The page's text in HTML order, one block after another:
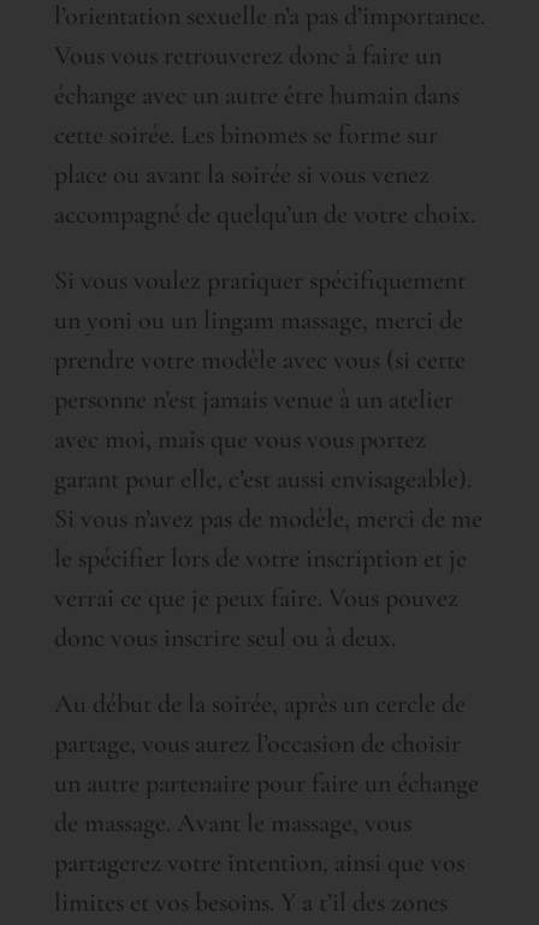
l’orientation sexuelle n’a pas d’importance.
Vous vous retrouverez donc à faire un
échange avec un autre être humain dans
cette soirée. Les binomes se forme sur
place ou avant la soirée si vous venez
accompagné de quelqu’un de votre choix.
Si vous voulez pratiquer spécifiquement
un yoni ou un lingam massage, merci de
prendre votre modèle avec vous (si cette
personne n’est jamais venue à un atelier
avec moi, mais que vous vous portez
garant pour elle, c’est aussi envisageable).
Si vous n’avez pas de modèle, merci de me
le spécifier lors de votre inscription et je
verrai ce que je peux faire. Vous pouvez
donc vous inscrire seul ou à deux.
Au début de la soirée, après un cercle de
partage, vous aurez l’occasion de choisir
un autre partenaire pour faire un échange
de massage. Avant le massage, vous
partagerez votre intention, ainsi que vos
limites et vos besoins. Y a t’il des zones